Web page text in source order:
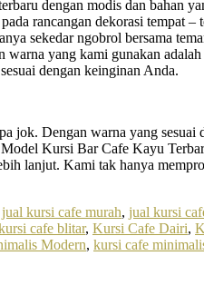
dengan modis dan bahan
rancangan dekorasi tempat –
sekedar ngobrol bersama
yang kami gunakan
dengan keinginan Anda.
Dengan warna yang sesuai
Kursi Bar Cafe Kayu
lanjut. Kami tak hanya
jual kursi cafe murah, jual kursi
cafe blitar, Kursi Cafe Dairi,
Modern, kursi cafe